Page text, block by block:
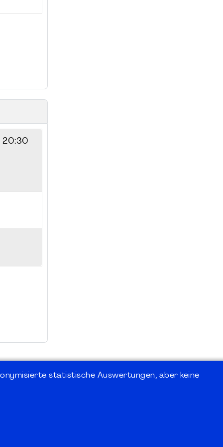
20:30
statistische Auswertungen, aber keine